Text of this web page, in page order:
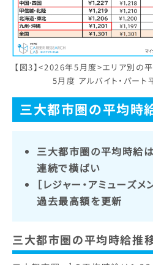
【図3】<2026年5月度>エリア別の
5月度 アルバイト・パート
三大都市圏の平均時
三大都市圏の平均時給
連続で横ばい
［レジャー・アミューズ
過去最高額を更新
三大都市圏の平均時給推